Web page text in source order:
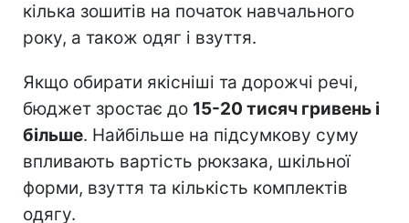
кілька зошитів на початок навчального
року, а також одяг і взуття.
Якщо обирати якісніші та дорожчі речі,
бюджет зростає до 15-20 тисяч гривень і
більше. Найбільше на підсумкову суму
впливають вартість рюкзака, шкільної
форми, взуття та кількість комплектів
одягу.